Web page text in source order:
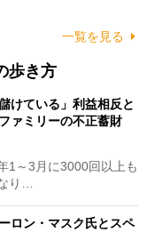
一覧を見る
歩き方
けている」利益相反と
ァミリーの不正蓄財
1～3月に3000回以上も
り…
ロン・マスク氏とスペ